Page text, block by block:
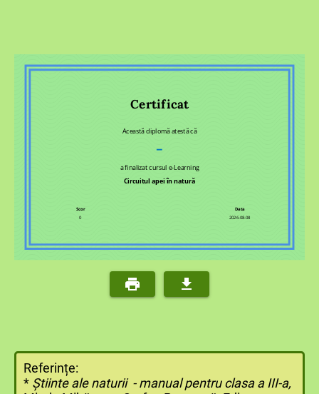
Certificat
Această diplomă atestă că
–
a finalizat cursul e-Learning
Circuitul apei în natură
Scor
0
Data
2026-08-08
Referințe:
* Știinte ale naturii - manual pentru clasa a III-a,